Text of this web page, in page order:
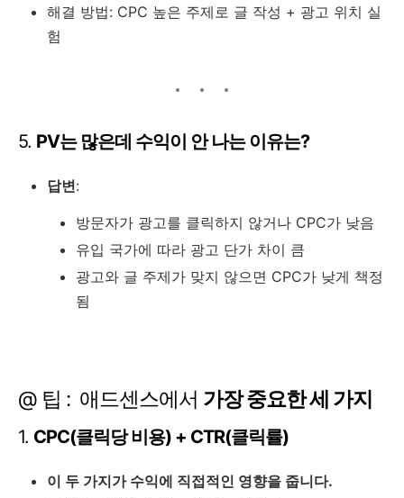
해결 방법: CPC 높은 주제로 글 작성 + 광고 위치 실
험
5. PV는 많은데 수익이 안 나는 이유는?
답변:
방문자가 광고를 클릭하지 않거나 CPC가 낮음
유입 국가에 따라 광고 단가 차이 큼
광고와 글 주제가 맞지 않으면 CPC가 낮게 책정
됨
@ 팁 : 애드센스에서 가장 중요한 세 가지
1. CPC(클릭당 비용) + CTR(클릭률)
이 두 가지가 수익에 직접적인 영향을 줍니다.